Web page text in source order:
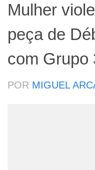
Mulher
peça de
com Grupo
POR MIGUEL